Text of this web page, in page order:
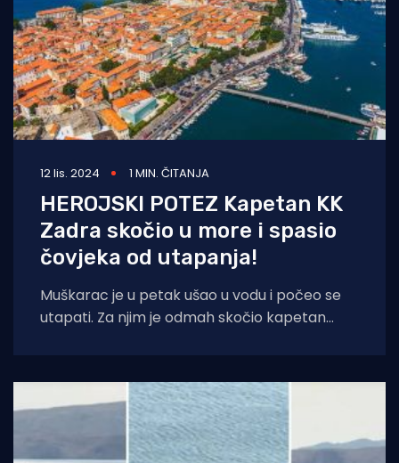
12 lis. 2024 1 MIN. ČITANJA
HEROJSKI POTEZ Kapetan KK
Zadra skočio u more i spasio
čovjeka od utapanja!
Muškarac je u petak ušao u vodu i počeo se
utapati. Za njim je odmah skočio kapetan